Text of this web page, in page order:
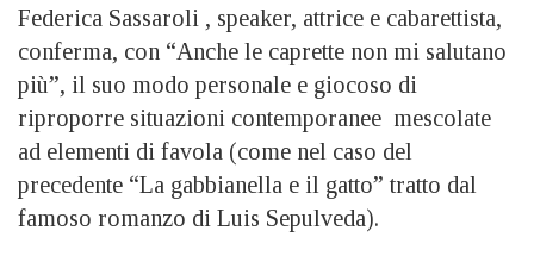
Federica Sassaroli , speaker, attrice e cabarettista,
conferma, con “Anche le caprette non mi salutano
più”, il suo modo personale e giocoso di
riproporre situazioni contemporanee mescolate
ad elementi di favola (come nel caso del
precedente “La gabbianella e il gatto” tratto dal
famoso romanzo di Luis Sepulveda).